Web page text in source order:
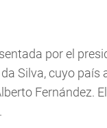
por el
Silva, cuyo
Fernández.